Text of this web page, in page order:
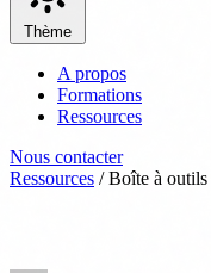
Thème
A propos
Formations
Ressources
Nous contacter
Ressources / Boîte à outils